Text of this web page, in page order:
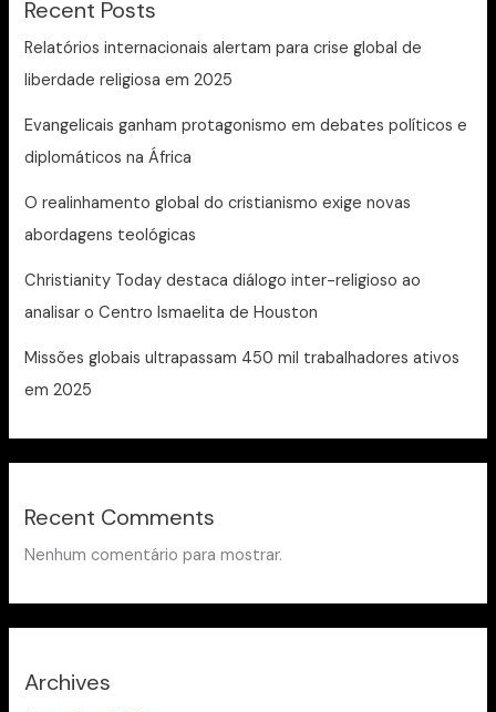
Recent Posts
Relatórios internacionais alertam para crise global de
liberdade religiosa em 2025
Evangelicais ganham protagonismo em debates políticos e
diplomáticos na África
O realinhamento global do cristianismo exige novas
abordagens teológicas
Christianity Today destaca diálogo inter-religioso ao
analisar o Centro Ismaelita de Houston
Missões globais ultrapassam 450 mil trabalhadores ativos
em 2025
Recent Comments
Nenhum comentário para mostrar.
Archives